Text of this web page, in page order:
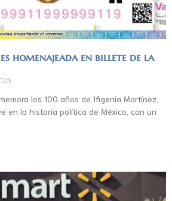
homenajeada en billete de la
los 100 años de Ifigenia Martínez,
en la historia política de México, con un